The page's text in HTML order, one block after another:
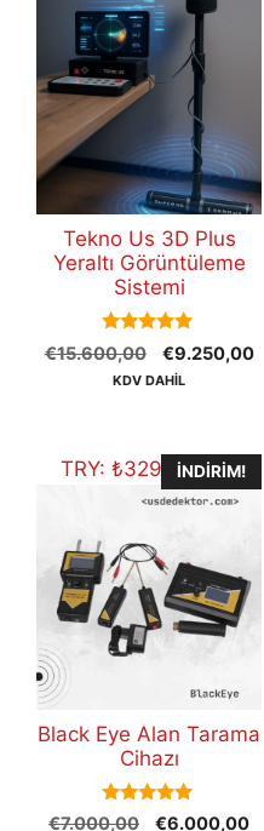
Tekno Us 3D Plus
Yeraltı Görüntüleme
Sistemi
5.00
out of 5
€15.600,00
Orijinal
fiyat:
€9.250,00Şu
KDV DAHİL
TRY: ₺329.322,00
İNDIRIM!
Black Eye Alan Tarama
Cihazı
5.00
€7.000,00 Orijinal
€6.000,00Şu